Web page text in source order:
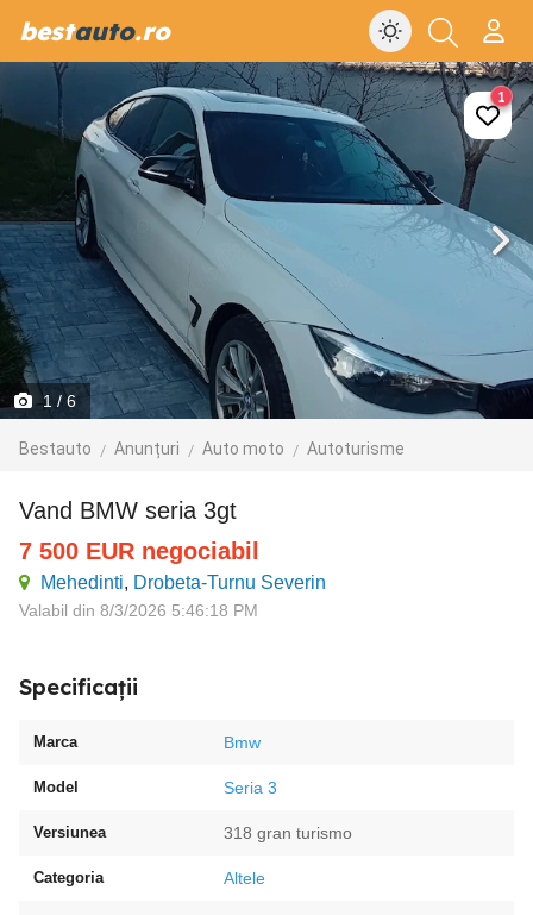
bestauto.ro
1 / 6
Bestauto Anunțuri Auto moto Autoturisme
1
Vand BMW seria 3gt
7 500 EUR negociabil
Mehedinti, Drobeta-Turnu Severin
Valabil din 8/3/2026 5:46:18 PM
Specificații
Marca Bmw
Model Seria 3
Versiunea 318 gran turismo
Categoria Altele